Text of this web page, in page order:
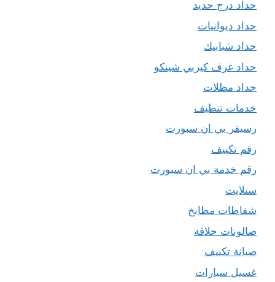
حداد درج حديد
حداد ديوانيات
حداد شبابيك
حداد غرف كيربي شينكو
حداد مظلات
خدمات تنظيف
رسيفر بي ان سبورت
رقم تكييف
رقم خدمة بي ان سبورت
ستلايت
شفاطات مطابخ
صالونات حلاقة
صيانة تكييف
غسيل سيارات